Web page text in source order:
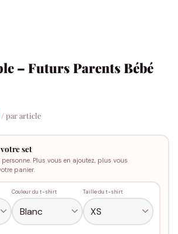
– Futurs Parents Bébé
/ par article
set
Plus vous en ajoutez, plus vous
panier.
Couleur du t-shirt Taille du t-shirt